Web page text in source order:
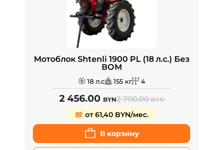
Мотоблок Shtenli 1900 PL (18 л.с.) Без
ВОМ
18 л.с 155 кг 4
2 456.00 BYN2 700.00BYN
от 61,40 BYN/мес.
В корзину